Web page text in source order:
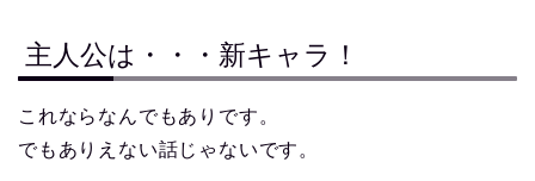
主人公は・・・新キャラ！
これならなんでもありです。
でもありえない話じゃないです。